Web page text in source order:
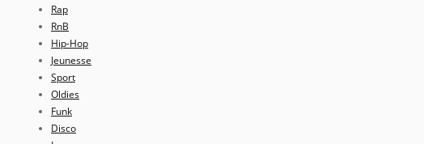
Rap
RnB
Hip-Hop
Jeunesse
Sport
Oldies
Funk
Disco